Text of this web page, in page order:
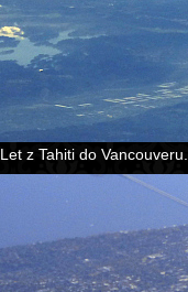
Let z Tahiti do Vancouveru.